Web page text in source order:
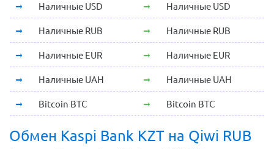
Наличные USD Наличные USD
Наличные RUB Наличные RUB
Наличные EUR Наличные EUR
Наличные UAH Наличные UAH
Bitcoin BTC Bitcoin BTC
Обмен Kaspi Bank KZT на Qiwi RUB